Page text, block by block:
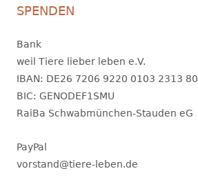
SPENDEN
Bank
weil Tiere lieber leben e.V.
IBAN: DE26 7206 9220 0103 2313 80
BIC: GENODEF1SMU
RaiBa Schwabmünchen-Stauden eG
PayPal
vorstand@tiere-leben.de